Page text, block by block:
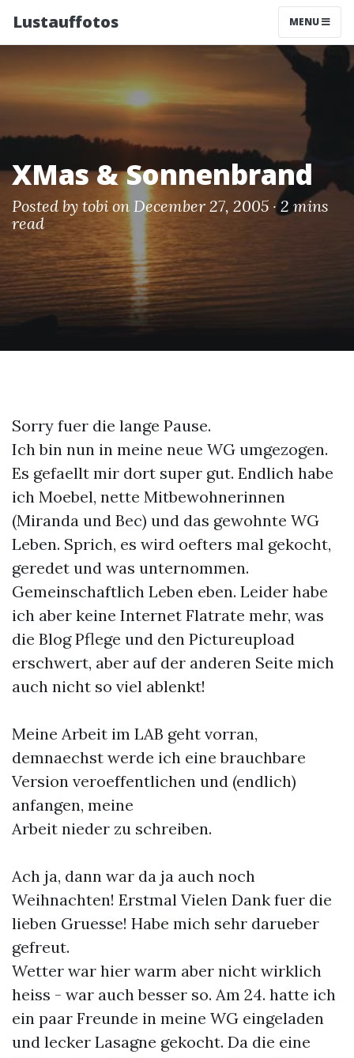
Lustauffotos MENU
XMas & Sonnenbrand
Posted by tobion December 27, 2005 ·2 mins
read
Sorry fuer die lange Pause.
Ich bin nun in meine neue WG umgezogen.
Es gefaellt mir dort super gut. Endlich habe
ich Moebel, nette Mitbewohnerinnen
(Miranda und Bec) und das gewohnte WG
Leben. Sprich, es wird oefters mal gekocht,
geredet und was unternommen.
Gemeinschaftlich Leben eben. Leider habe
ich aber keine Internet Flatrate mehr, was
die Blog Pflege und den Pictureupload
erschwert, aber auf der anderen Seite mich
auch nicht so viel ablenkt!
Meine Arbeit im LAB geht vorran,
demnaechst werde ich eine brauchbare
Version veroeffentlichen und (endlich)
anfangen, meine
Arbeit nieder zu schreiben.
Ach ja, dann war da ja auch noch
Weihnachten! Erstmal Vielen Dank fuer die
lieben Gruesse! Habe mich sehr darueber
gefreut.
Wetter war hier warm aber nicht wirklich
heiss - war auch besser so. Am 24. hatte ich
ein paar Freunde in meine WG eingeladen
und lecker Lasagne gekocht. Da die eine